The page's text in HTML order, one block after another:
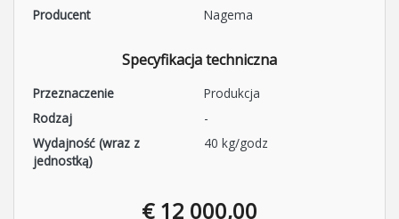
Producent
Nagema
Specyfikacja techniczna
Przeznaczenie
Produkcja
Rodzaj
-
Wydajność (wraz z
jednostką)
40 kg/godz
€ 12 000,00